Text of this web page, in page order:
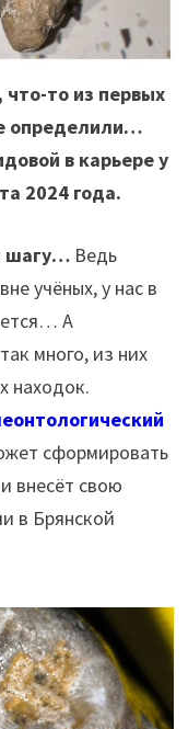
то из первых
определили…
в карьере у
2024 года.
шагу…Ведь
учёных, у нас в
А
много, из них
находок.
сформировать
внесёт свою
в Брянской